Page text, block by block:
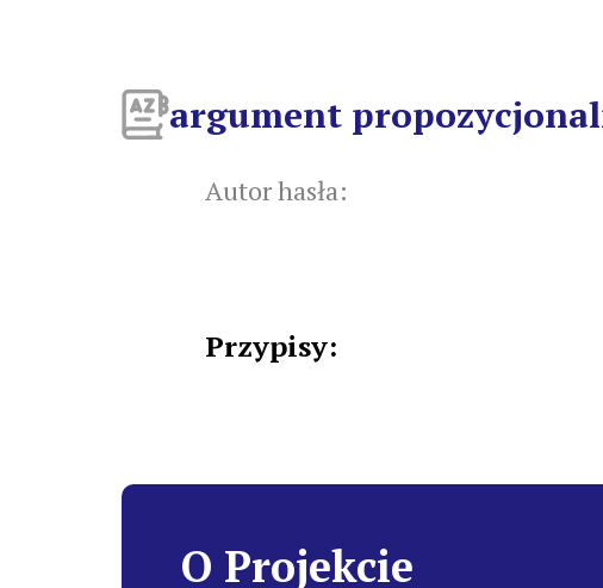
argument
Autor hasła:
Przypisy:
O Projekcie